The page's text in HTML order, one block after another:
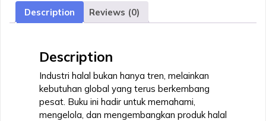
quantity
Description Reviews (0)
Description
Industri halal bukan hanya tren, melainkan
kebutuhan global yang terus berkembang
pesat. Buku ini hadir untuk memahami,
mengelola, dan mengembangkan produk halal